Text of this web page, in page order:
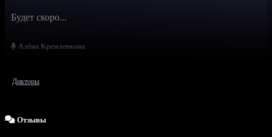
Алёна Кремленкова
Будет скоро...
Дикторы
Отзывы